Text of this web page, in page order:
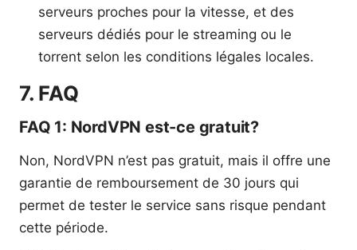
serveurs proches pour la vitesse, et des
serveurs dédiés pour le streaming ou le
torrent selon les conditions légales locales.
7. FAQ
FAQ 1: NordVPN est-ce gratuit?
Non, NordVPN n’est pas gratuit, mais il offre une
garantie de remboursement de 30 jours qui
permet de tester le service sans risque pendant
cette période.